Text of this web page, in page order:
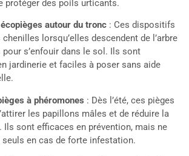
protéger des poils urticants.
autour du tronc : Ces dispositifs
lorsqu’elles descendent de l’arbre
s’enfouir dans le sol. Ils sont
jardinerie et faciles à poser sans aide
à phéromones : Dès l’été, ces pièges
les papillons mâles et de réduire la
Ils sont efficaces en prévention, mais ne
en cas de forte infestation.